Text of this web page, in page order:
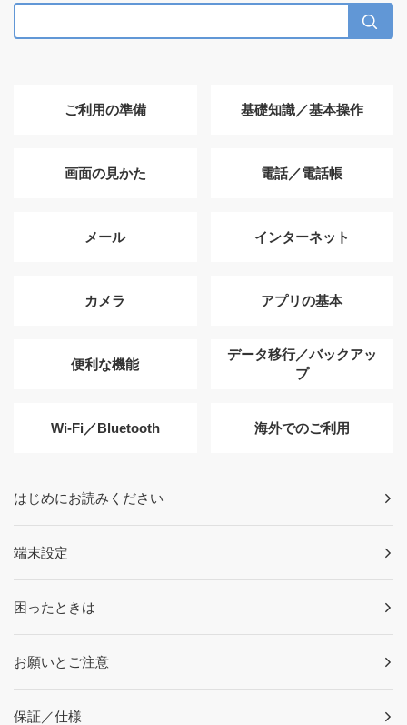
ご利用の準備 基礎知識／基本操作
画面の見かた 電話／電話帳
メール インターネット
カメラ アプリの基本
便利な機能
データ移行／バックアッ
プ
Wi-Fi／Bluetooth 海外でのご利用
はじめにお読みください
端末設定
困ったときは
お願いとご注意
保証／仕様